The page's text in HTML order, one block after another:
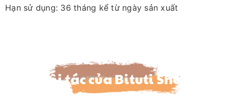
Hạn sử dụng: 36 tháng kể từ ngày sản xuất
Đối tác của Bituti Shop